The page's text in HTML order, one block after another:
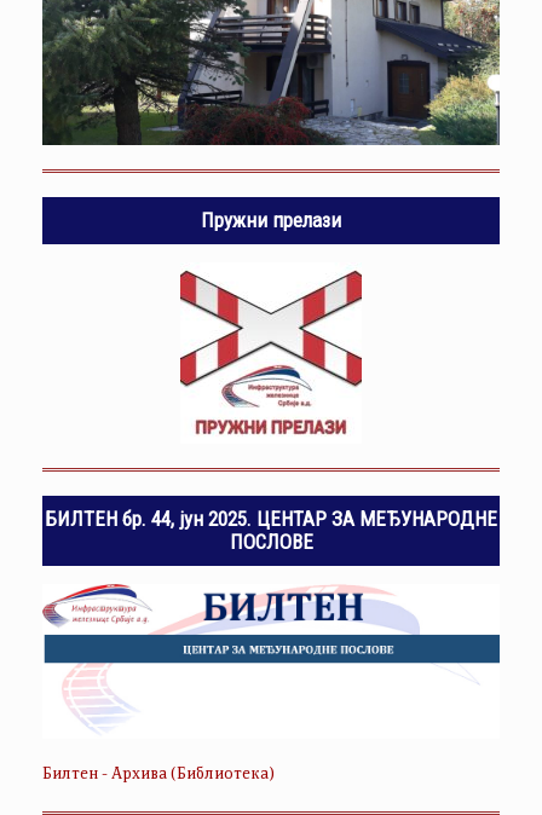
Пружни прелази
БИЛТЕН бр. 44, јун 2025. ЦЕНТАР ЗА МЕЂУНАРОДНЕ
ПОСЛОВЕ
Билтен - Архива (Библиотека)